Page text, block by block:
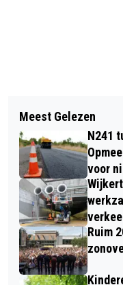
ALKMAAR
OP
SPEEL JE
KINDEREN EN
WIJKCENTRUM
Meest Gelezen
N241
voor
Ruim